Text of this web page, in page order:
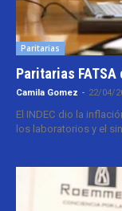
Paritarias
Paritarias
Camila Gomez - 22/04/
El INDEC dio la
los laboratorios y el